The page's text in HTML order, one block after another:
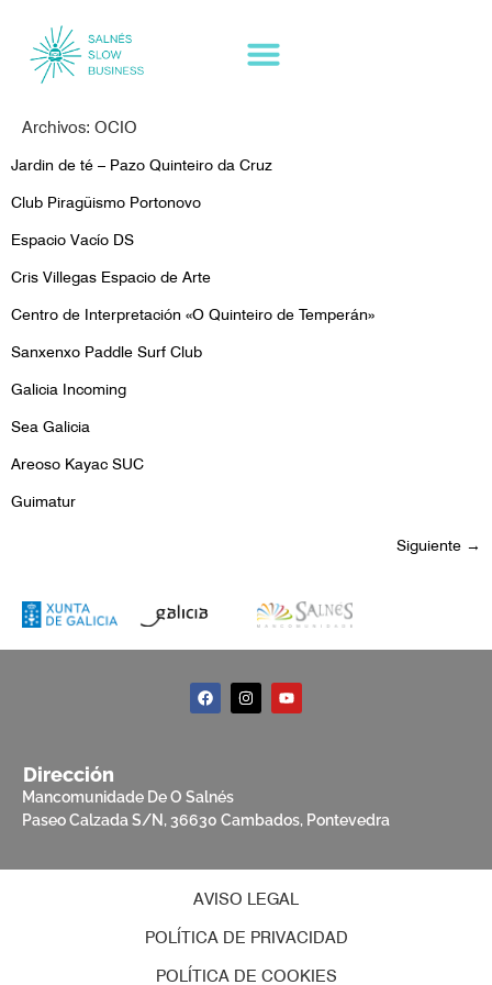
Archivos: OCIO
Jardin de té – Pazo Quinteiro da Cruz
Club Piragüismo Portonovo
Espacio Vacío DS
Cris Villegas Espacio de Arte
Centro de Interpretación «O Quinteiro de Temperán»
Sanxenxo Paddle Surf Club
Galicia Incoming
Sea Galicia
Areoso Kayac SUC
Guimatur
Siguiente →
Dirección
Mancomunidade De O Salnés
Paseo Calzada S/N, 36630 Cambados, Pontevedra
AVISO LEGAL
POLÍTICA DE PRIVACIDAD
POLÍTICA DE COOKIES